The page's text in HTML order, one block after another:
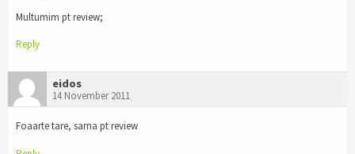
Multumim pt review;
Reply
eidos
14 November 2011
Foaarte tare, sarna pt review